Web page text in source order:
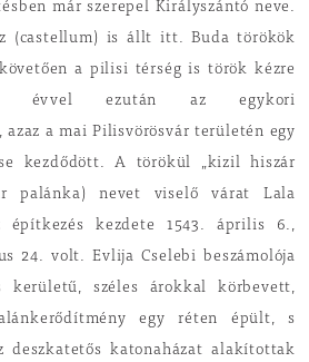
már szerepel Királyszántó neve.
(castellum) is állt itt. Buda törökök
a pilisi térség is török kézre
ezután az egykori
a mai Pilisvörösvár területén egy
kezdődött. A törökül „kizil hiszár
palánka) nevet viselő várat Lala
építkezés kezdete 1543. április 6.,
24. volt. Evlija Cselebi beszámolója
kerületű, széles árokkal körbevett,
egy réten épült, s
deszkatetős katonaházat alakítottak